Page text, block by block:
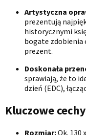
Artystyczna
prezentują
historycznymi
bogate zdobienia
prezent.
Doskonała
sprawiają, że to
dzień (EDC),
Kluczowe
Rozmiar:Ok. 130